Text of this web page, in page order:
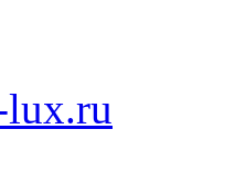
lux.ru